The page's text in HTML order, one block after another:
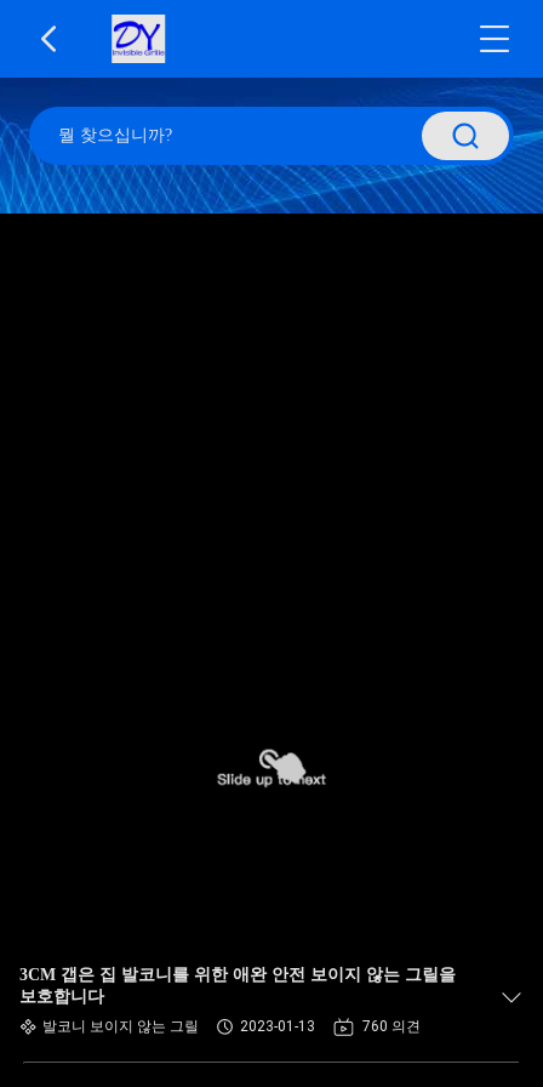
3CM 갭은 집 발코니를 위한 애완 안전 보이지 않는 그릴을
보호합니다
발코니 보이지 않는 그릴 2023-01-13 760 의견